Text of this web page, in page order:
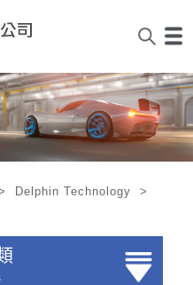
Delphin Technology >